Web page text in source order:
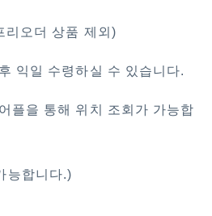
리오더 상품 제외)
익일 수령하실 수 있습니다.
플을 통해 위치 조회가 가능합
능합니다.)